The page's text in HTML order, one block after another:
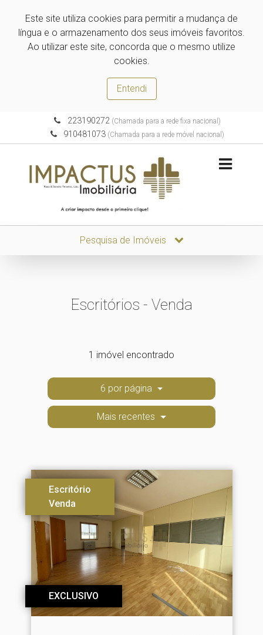
Este site utiliza cookies para permitir a mudança de
língua e o armazenamento dos seus imóveis favoritos.
Ao utilizar este site, concorda que o mesmo utilize
cookies.
Entendi
223190272(Chamada para a rede fixa nacional)
910481073 (Chamada para a rede móvel nacional)
Pesquisa de Imóveis
Escritórios - Venda
1 imóvel encontrado
6 por página
Mais recentes
Escritório
Venda
EXCLUSIVO